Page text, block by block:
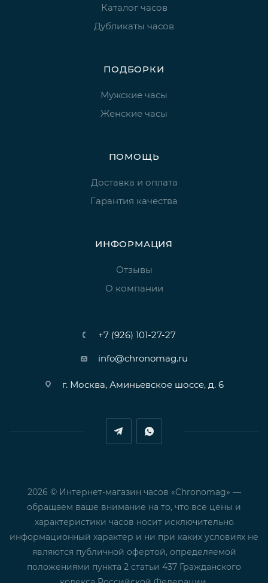
Каталог часов
Дубликаты часов
ПОДБОРКИ
Мужские часы
Женские часы
ПОМОЩЬ
Доставка и оплата
Гарантия качества
ИНФОРМАЦИЯ
Отзывы
О компании
+7 (926) 101-27-27
info@chronomag.ru
г. Москва, Аминьевское шоссе, д. 6
2026 © Интернет-магазин часов «Chronomag» —
обращаем ваше внимание на то, что все цены и
характеристики часов носит исключительно
информационный характер и ни при каких условиях не
являются публичной офертой, определяемой
положениями пункта 2 статьи 437 Гражданского